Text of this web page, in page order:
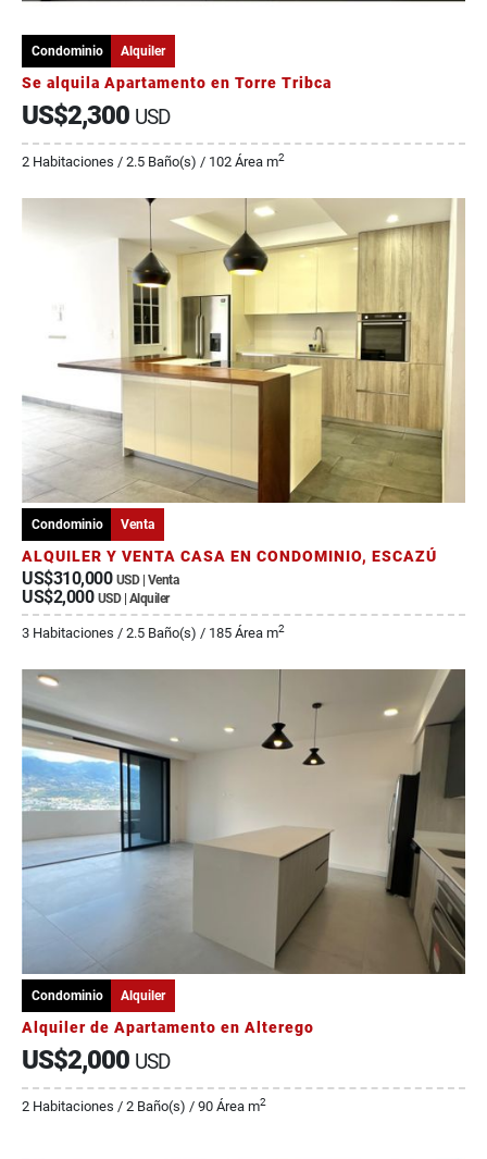
Condominio Alquiler
Se alquila Apartamento en Torre Tribca
US$2,300 USD
2 Habitaciones / 2.5 Baño(s) / 102 Área m2
Condominio Venta
ALQUILER Y VENTA CASA EN CONDOMINIO, ESCAZÚ
US$310,000 USD | Venta
US$2,000 USD | Alquiler
3 Habitaciones / 2.5 Baño(s) / 185 Área m2
Condominio Alquiler
Alquiler de Apartamento en Alterego
US$2,000 USD
2 Habitaciones / 2 Baño(s) / 90 Área m2